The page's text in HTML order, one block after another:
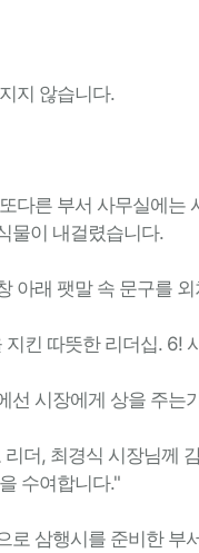
지 않습니다.
다른 부서 사무실에는
물이 내걸렸습니다.
아래 팻말 속 문구를
지킨 따뜻한 리더십. 6!
선 시장에게 상을 주는
리더, 최경식 시장님께
수여합니다."
로 삼행시를 준비한 부